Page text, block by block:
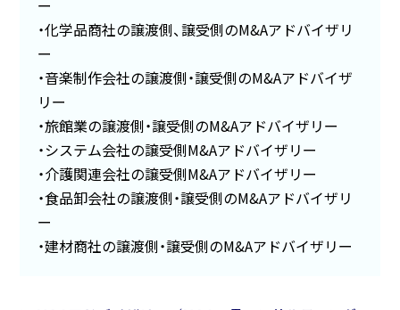
ー
化学品商社の譲渡側、譲受側のM&Aアドバイザリ
ー
音楽制作会社の譲渡側・譲受側のM&Aアドバイザ
リー
旅館業の譲渡側・譲受側のM&Aアドバイザリー
システム会社の譲受側M&Aアドバイザリー
介護関連会社の譲受側M&Aアドバイザリー
食品卸会社の譲渡側・譲受側のM&Aアドバイザリ
ー
建材商社の譲渡側・譲受側のM&Aアドバイザリー